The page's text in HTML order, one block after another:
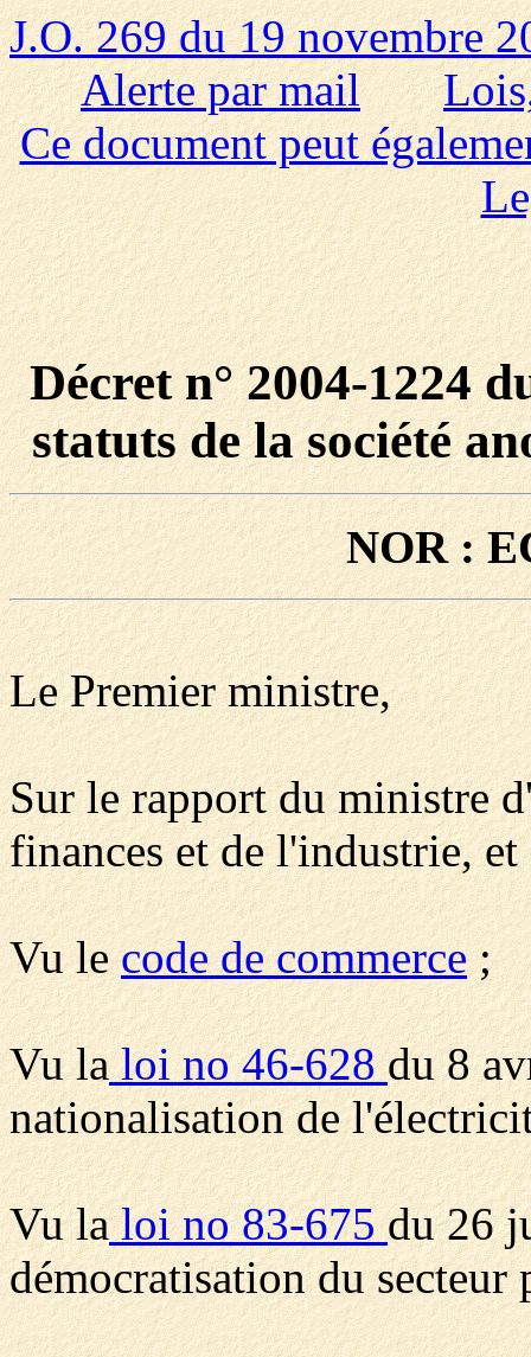
J.O. 269 du 19 novembre
Alerte par mail
Ce document peut
Décret n° 2004-1224
statuts de la société
NOR :
Le Premier ministre,
Sur le rapport du ministre
finances et de l'industrie,
Vu lecode de commerce;
Vu laloi no 46-628du 8
nationalisation de
Vu laloi no 83-675du 26
démocratisation du secteur